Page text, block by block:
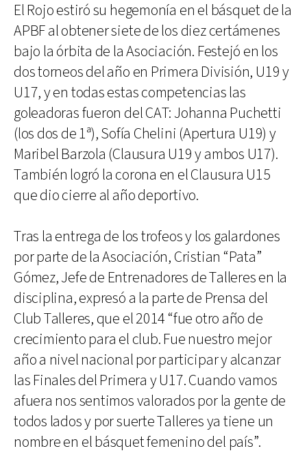
El Rojo estiró su hegemonía en el básquet de la
APBF al obtener siete de los diez certámenes
bajo la órbita de la Asociación. Festejó en los
dos torneos del año en Primera División, U19 y
U17, y en todas estas competencias las
goleadoras fueron del CAT: Johanna Puchetti
(los dos de 1ª), Sofía Chelini (Apertura U19) y
Maribel Barzola (Clausura U19 y ambos U17).
También logró la corona en el Clausura U15
que dio cierre al año deportivo.
Tras la entrega de los trofeos y los galardones
por parte de la Asociación, Cristian “Pata”
Gómez, Jefe de Entrenadores de Talleres en la
disciplina, expresó a la parte de Prensa del
Club Talleres, que el 2014 “fue otro año de
crecimiento para el club. Fue nuestro mejor
año a nivel nacional por participar y alcanzar
las Finales del Primera y U17. Cuando vamos
afuera nos sentimos valorados por la gente de
todos lados y por suerte Talleres ya tiene un
nombre en el básquet femenino del país”.